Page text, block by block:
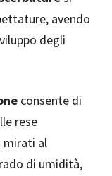
avendo
degli
consente di
rese
mirati al
di umidità,